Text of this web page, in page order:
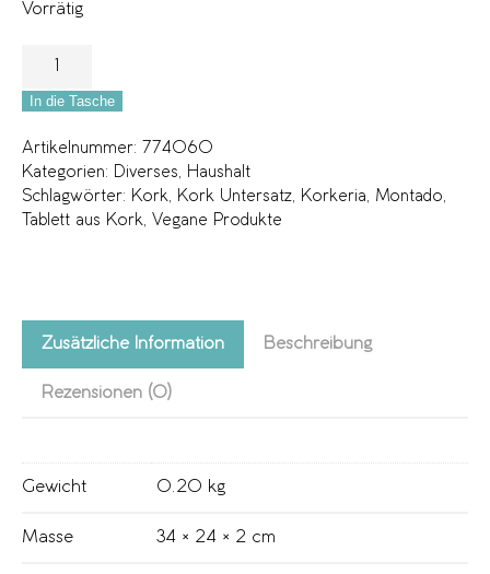
Vorrätig
In die Tasche
Artikelnummer: 774060
Kategorien: Diverses, Haushalt
Schlagwörter: Kork, Kork Untersatz, Korkeria, Montado,
Tablett aus Kork, Vegane Produkte
Zusätzliche Information Beschreibung
Rezensionen (0)
Gewicht 0.20 kg
Masse 34 × 24 × 2 cm